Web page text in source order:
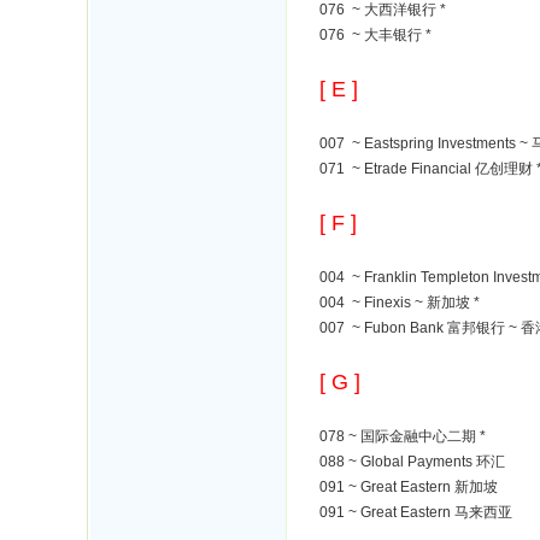
076 ~ 大西洋银行 *
076 ~ 大丰银行 *
[ E ]
007 ~ Eastspring Investments ~
071 ~ Etrade Financial 亿创理财
[ F ]
004 ~ Franklin Templeton
004 ~ Finexis ~ 新加坡 *
007 ~ Fubon Bank 富邦银行 ~ 香
[ G ]
078 ~ 国际金融中心二期 *
088 ~ Global Payments 环汇
091 ~ Great Eastern 新加坡
091 ~ Great Eastern 马来西亚